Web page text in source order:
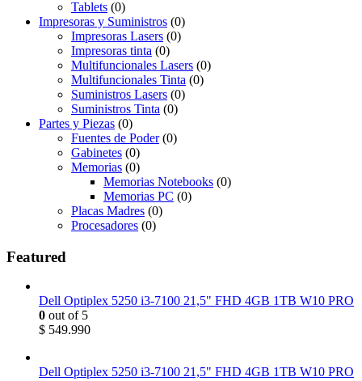
Tablets (0)
Impresoras y Suministros (0)
Impresoras Lasers (0)
Impresoras tinta (0)
Multifuncionales Lasers (0)
Multifuncionales Tinta (0)
Suministros Lasers (0)
Suministros Tinta (0)
Partes y Piezas (0)
Fuentes de Poder (0)
Gabinetes (0)
Memorias (0)
Memorias Notebooks (0)
Memorias PC (0)
Placas Madres (0)
Procesadores (0)
Featured
Dell Optiplex 5250 i3-7100 21,5" FHD 4GB 1TB W10 PRO
0 out of 5
$ 549.990
Dell Optiplex 5250 i3-7100 21,5" FHD 4GB 1TB W10 PRO